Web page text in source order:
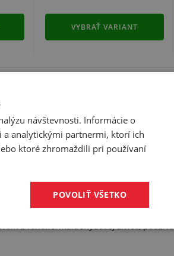
VYBRAŤ VARIANT
čo ste hľadali? Napíšte nám!
nárazy a je odolný voči slabým
ako výstuž a má dobré mechanické a
z fenolformaldehydovej živice,
návštevnosti. Informácie o
a analytickými partnermi, ktorí ich
ktoré zhromaždili pri používaní
POVOLIŤ VŠETKO